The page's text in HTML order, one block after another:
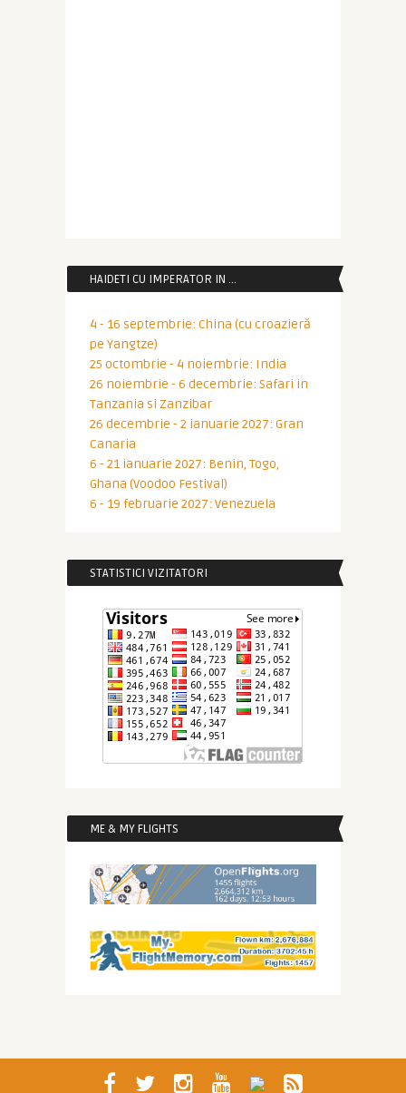
HAIDETI CU IMPERATOR IN …
4 - 16 septembrie: China (cu croazieră
pe Yangtze)
25 octombrie - 4 noiembrie: India
26 noiembrie - 6 decembrie: Safari in
Tanzania si Zanzibar
26 decembrie - 2 ianuarie 2027: Gran
Canaria
6 - 21 ianuarie 2027: Benin, Togo,
Ghana (Voodoo Festival)
6 - 19 februarie 2027: Venezuela
STATISTICI VIZITATORI
ME & MY FLIGHTS